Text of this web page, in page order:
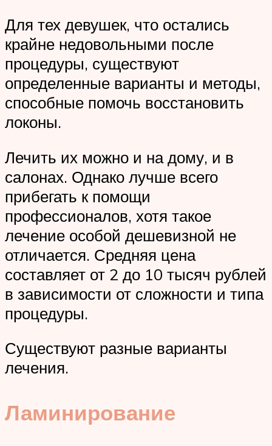
Для тех девушек, что остались
крайне недовольными после
процедуры, существуют
определенные варианты и методы,
способные помочь восстановить
локоны.
Лечить их можно и на дому, и в
салонах. Однако лучше всего
прибегать к помощи
профессионалов, хотя такое
лечение особой дешевизной не
отличается. Средняя цена
составляет от 2 до 10 тысяч рублей
в зависимости от сложности и типа
процедуры.
Существуют разные варианты
лечения.
Ламинирование